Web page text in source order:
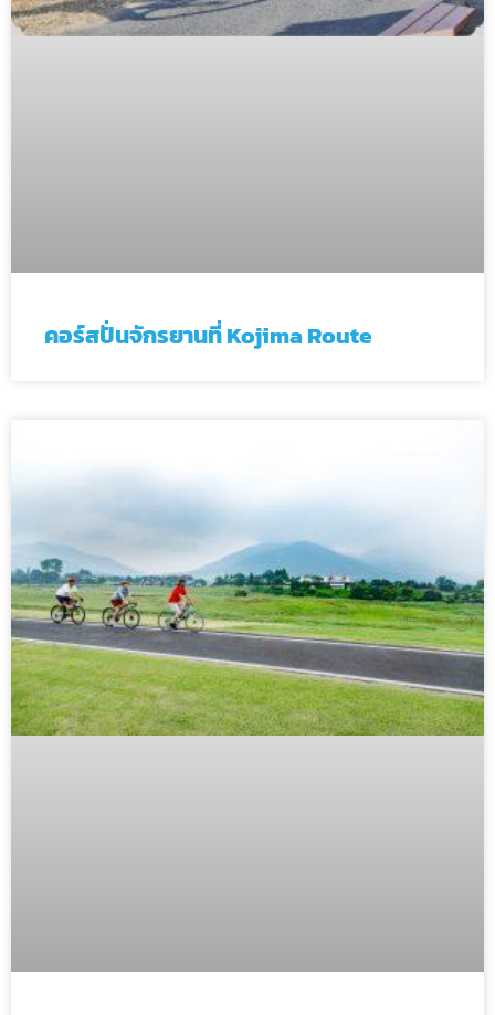
คอร์สปั่นจักรยานที่ Kojima Route